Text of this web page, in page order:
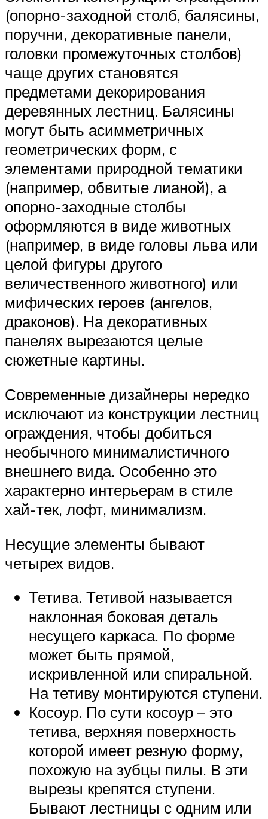
(опорно-заходной столб, балясины,
поручни, декоративные панели,
головки промежуточных столбов)
чаще других становятся
предметами декорирования
деревянных лестниц. Балясины
могут быть асимметричных
геометрических форм, с
элементами природной тематики
(например, обвитые лианой), а
опорно-заходные столбы
оформляются в виде животных
(например, в виде головы льва или
целой фигуры другого
величественного животного) или
мифических героев (ангелов,
драконов). На декоративных
панелях вырезаются целые
сюжетные картины.
Современные дизайнеры нередко
исключают из конструкции лестниц
ограждения, чтобы добиться
необычного минималистичного
внешнего вида. Особенно это
характерно интерьерам в стиле
хай-тек, лофт, минимализм.
Несущие элементы бывают
четырех видов.
Тетива. Тетивой называется
наклонная боковая деталь
несущего каркаса. По форме
может быть прямой,
искривленной или спиральной.
На тетиву монтируются ступени.
Косоур. По сути косоур – это
тетива, верхняя поверхность
которой имеет резную форму,
похожую на зубцы пилы. В эти
вырезы крепятся ступени.
Бывают лестницы с одним или